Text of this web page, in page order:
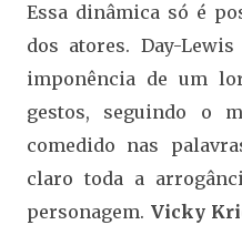
Essa dinâmica só é
dos atores. Day-
imponência de um
gestos, seguindo o
comedido nas
claro toda a
personagem. Vicky